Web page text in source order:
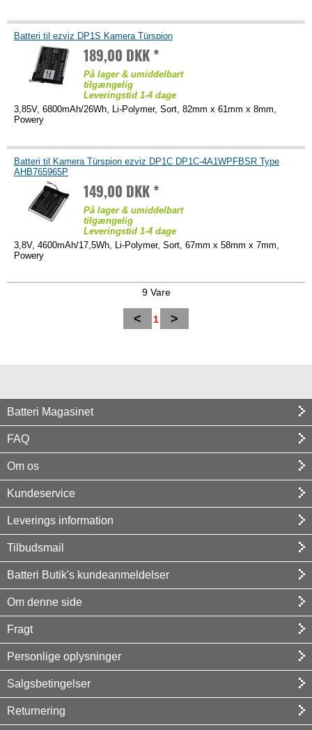
Batteri til ezviz DP1S Kamera Türspion
189,00 DKK *
På lager & umiddelbart
tilgængelig
Leveringstid 1-4 dage
3,85V, 6800mAh/26Wh, Li-Polymer, Sort, 82mm x 61mm x 8mm,
Powery
Batteri til Kamera Türspion ezviz DP1C DP1C-4A1WPFBSR Type
AHB765965P
149,00 DKK *
På lager & umiddelbart
tilgængelig
Leveringstid 1-4 dage
3,8V, 4600mAh/17,5Wh, Li-Polymer, Sort, 67mm x 58mm x 7mm,
Powery
9 Vare
< 1 >
Batteri Magasinet
FAQ
Om os
Kundeservice
Leverings information
Tilbudsmail
Batteri Butik's kundeanmeldelser
Om denne side
Fragt
Personlige oplysninger
Salgsbetingelser
Returnering